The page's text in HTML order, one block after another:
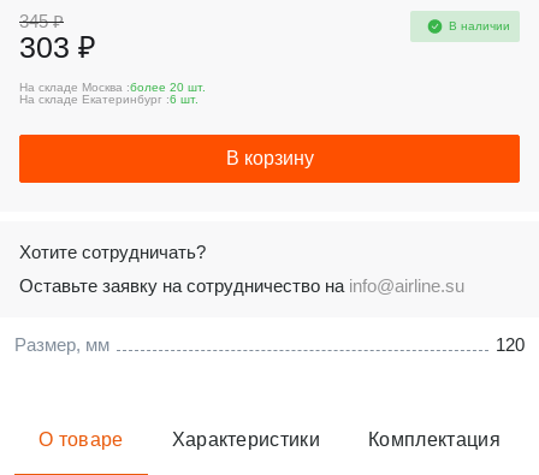
Размер, мм 120
345 ₽
303 ₽
В наличии
На складе Москва :более 20 шт.
На складе Екатеринбург :6 шт.
В корзину
Хотите сотрудничать?
Оставьте заявку на сотрудничество на info@airline.su
О товаре Характеристики Комплектация